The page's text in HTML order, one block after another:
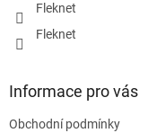
Fleknet
Fleknet
Informace pro vás
Obchodní podmínky